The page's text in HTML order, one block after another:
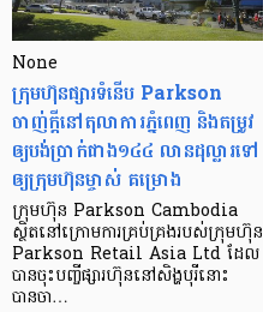
None
ក្រុមហ៊ុនផ្សារទំនើប Parkson
ចាញ់ក្ដីនៅតុលាការភ្នំពេញ និងតម្រូវ
ឲ្យបង់ប្រាក់ជាង១៤៤ លានដុល្លារទៅ
ឲ្យក្រុមហ៊ុនម្ចាស់ គម្រោង
ក្រុមហ៊ុន Parkson Cambodia
ស្ថិតនៅក្រោមការគ្រប់គ្រងរបស់ក្រុមហ៊ុន
Parkson Retail Asia Ltd ដែល
បានចុះបញ្ចីផ្សារហ៊ុននៅសិង្ហបុរីនោះ
បានចា…